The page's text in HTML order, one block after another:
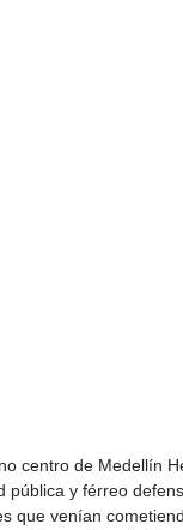
centro de Medellín
pública y férreo
que venían